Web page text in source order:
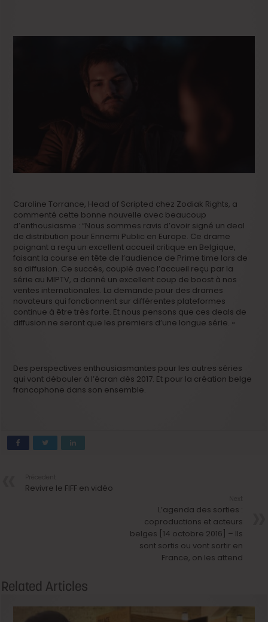
Caroline Torrance, Head of Scripted chez Zodiak Rights, a
commenté cette bonne nouvelle avec beaucoup
d’enthousiasme : “Nous sommes ravis d’avoir signé un deal
de distribution pour Ennemi Public en Europe. Ce drame
poignant a reçu un excellent accueil critique en Belgique,
faisant la course en tête de l’audience de Prime time lors de
sa diffusion. Ce succès, couplé avec l’accueil reçu par la
série au MIPTV, a donné un excellent coup de boost à nos
ventes internationales. La demande pour des drames
novateurs qui fonctionnent sur différentes plateformes
continue à être très forte. Et nous pensons que ces deals de
diffusion ne seront que les premiers d’une longue série. »
Des perspectives enthousiasmantes pour les autres séries
qui vont débouler à l’écran dès 2017. Et pour la création belge
francophone dans son ensemble.
Revivre le FIFF en vidéo
L’agenda des sorties :
coproductions et acteurs
belges [14 octobre 2016] – Ils
sont sortis ou vont sortir en
France, on les attend
Related Articles